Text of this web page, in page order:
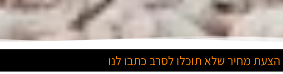
מחיר שלא תוכלו לסרב כתבו לנו